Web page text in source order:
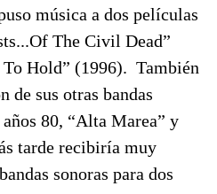
música a dos películas
The Civil Dead”
Hold” (1996). También
de sus otras bandas
80, “Alta Marea” y
tarde recibiría muy
sonoras para dos